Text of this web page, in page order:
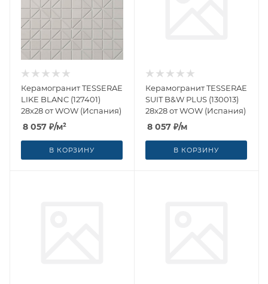
Керамогранит TESSERAE
LIKE BLANC (127401)
28x28 от WOW (Испания)
8 057 ₽/м²
В КОРЗИНУ
Керамогранит TESSERAE
SUIT B&W PLUS (130013)
28x28 от WOW (Испания)
8 057 ₽/м
В КОРЗИНУ